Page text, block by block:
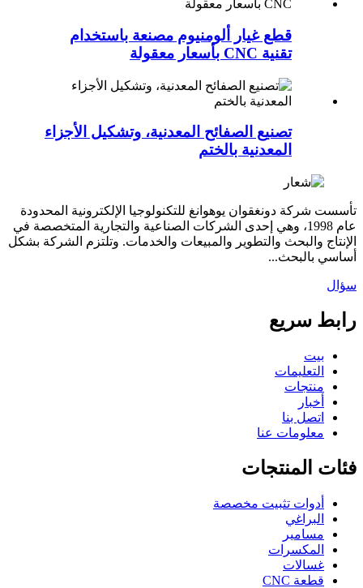
قطع غيار ألومنيوم مصنعة باستخدام
تقنية CNC بأسعار معقولة
تصنيع الصفائح المعدنية، وتشكيل الأجزاء
المعدنية بالختم
تأسست شركة دونغقوان يوهوانغ للتكنولوجيا الإلكترونية المحدودة
عام 1998، وهي إحدى الشركات الصناعية والتجارية المتخصصة في
الإنتاج والبحث والتطوير والمبيعات والخدمات. وتلتزم الشركة بشكل
أساسي بالبحث...
سؤال
رابط سريع
بيت
التعليمات
منتجات
أخبار
اتصل بنا
معلومات عنا
فئات المنتجات
أدوات تثبيت مخصصة
البراغي
مسامير
المكسرات
غسالات
قطعة CNC